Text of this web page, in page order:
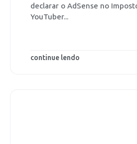
declarar o AdSense no
YouTuber...
continue lendo